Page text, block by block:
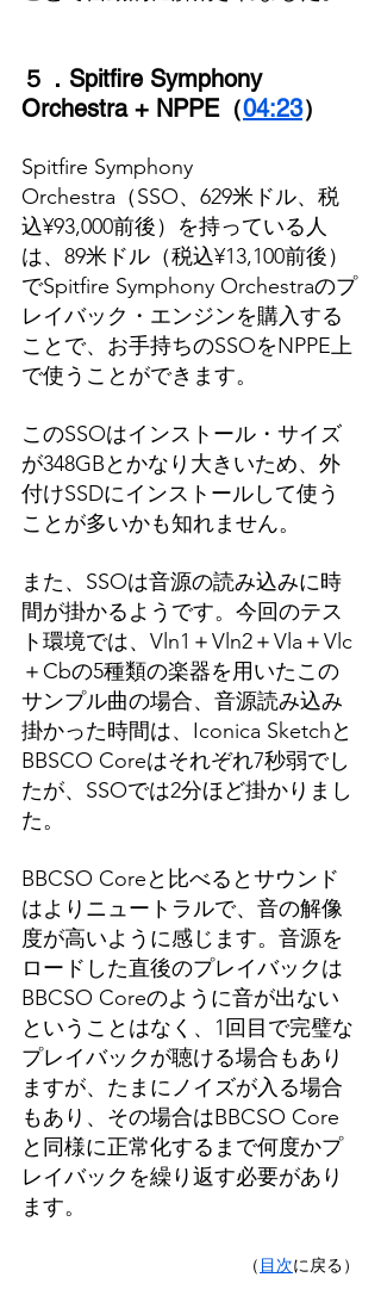
５．Spitfire Symphony
Orchestra + NPPE（04:23）
Spitfire Symphony
Orchestra（SSO、629米ドル、税
込¥93,000前後）を持っている人
は、89米ドル（税込¥13,100前後）
でSpitfire Symphony Orchestraのプ
レイバック・エンジンを購入する
ことで、お手持ちのSSOをNPPE上
で使うことができます。
このSSOはインストール・サイズ
が348GBとかなり大きいため、外
付けSSDにインストールして使う
ことが多いかも知れません。
また、SSOは音源の読み込みに時
間が掛かるようです。今回のテス
ト環境では、Vln1＋Vln2＋Vla＋Vlc
＋Cbの5種類の楽器を用いたこの
サンプル曲の場合、音源読み込み
掛かった時間は、Iconica Sketchと
BBSCO Coreはそれぞれ7秒弱でし
たが、SSOでは2分ほど掛かりまし
た。
BBCSO Coreと比べるとサウンド
はよりニュートラルで、音の解像
度が高いように感じます。音源を
ロードした直後のプレイバックは
BBCSO Coreのように音が出ない
ということはなく、1回目で完璧な
プレイバックが聴ける場合もあり
ますが、たまにノイズが入る場合
もあり、その場合はBBCSO Core
と同様に正常化するまで何度かプ
レイバックを繰り返す必要があり
ます。
（ 目次に戻る）